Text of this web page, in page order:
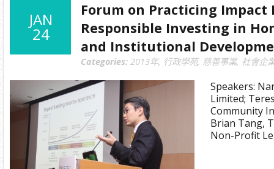
JAN
24
Forum on Practicing
Responsible Investing in
and Institutional
Categories: 2013年, 行政學苑, 慈善事業, 社會企
Speakers:
Limited;
Community
Brian Tang,
Non-Profit